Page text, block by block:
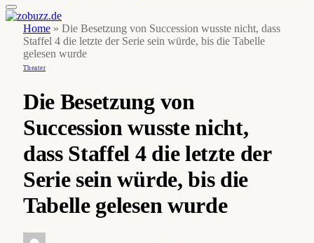
Home » Die Besetzung von Succession wusste nicht, dass
Staffel 4 die letzte der Serie sein würde, bis die Tabelle
gelesen wurde
Theater
Die Besetzung von
Succession wusste nicht,
dass Staffel 4 die letzte der
Serie sein würde, bis die
Tabelle gelesen wurde